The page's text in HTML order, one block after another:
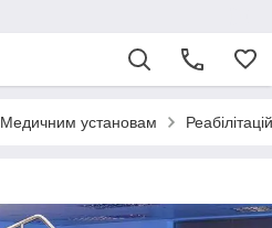
Медичним установам